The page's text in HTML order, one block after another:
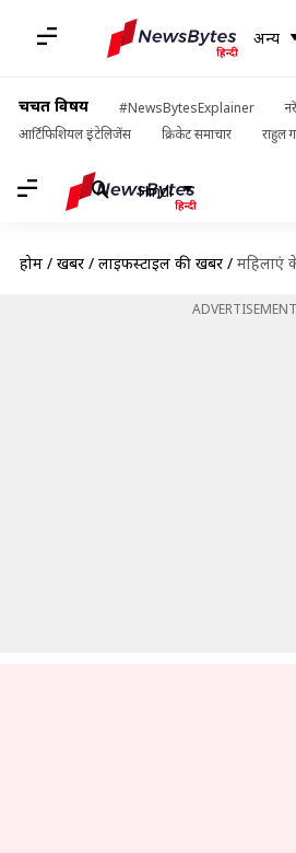
अन्य
चर्चित विषय #NewsBytesExplainer
आर्टिफिशियल इंटेलिजेंस
क्रिकेट समाचार राहुल
Hindi
होम / खबरें / लाइफस्टाइल की खबरें / महिलाएं के
ADVERTISEMENT